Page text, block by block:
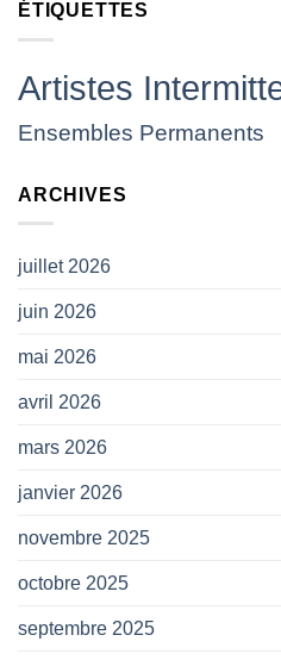
leur
des
ÉTIQUETTES
Artistes
Ensembles Permanents
ARCHIVES
juillet 2026
juin 2026
mai 2026
avril 2026
mars 2026
janvier 2026
novembre 2025
octobre 2025
septembre 2025